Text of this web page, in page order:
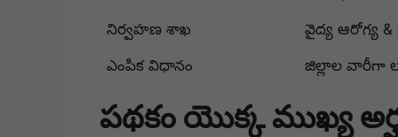
నిర్వహణ శాఖ వైద్య ఆరోగ్య &
ఎంపిక విధానం జిల్లాల వారీగా
పథకం యొక్క ముఖ్య